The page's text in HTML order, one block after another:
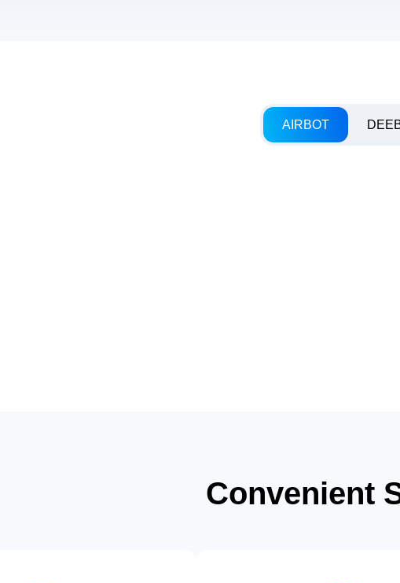
AIRBOT
Convenient